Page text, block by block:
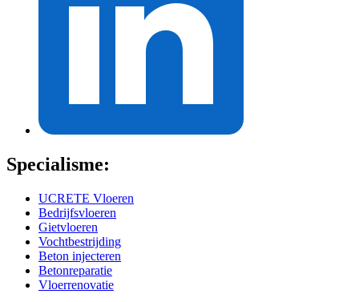
Specialisme:
UCRETE Vloeren
Bedrijfsvloeren
Gietvloeren
Vochtbestrijding
Beton injecteren
Betonreparatie
Vloerrenovatie